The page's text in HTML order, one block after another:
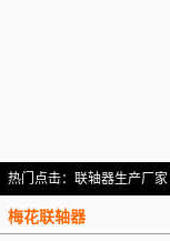
热门点击： 联轴器生产厂家|
梅花联轴器